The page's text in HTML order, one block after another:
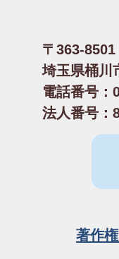
〒363-8501
埼玉県桶川
電話番号
法人番号：
著作